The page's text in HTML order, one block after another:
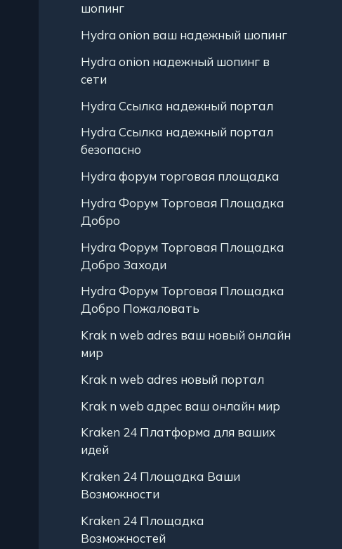
шопинг
Hydra onion ваш надежный шопинг
Hydra onion надежный шопинг в
сети
Hydra Ссылка надежный портал
Hydra Ссылка надежный портал
безопасно
Hydra форум торговая площадка
Hydra Форум Торговая Площадка
Добро
Hydra Форум Торговая Площадка
Добро Заходи
Hydra Форум Торговая Площадка
Добро Пожаловать
Krak n web adres ваш новый онлайн
мир
Krak n web adres новый портал
Krak n web адрес ваш онлайн мир
Kraken 24 Платформа для ваших
идей
Kraken 24 Площадка Ваши
Возможности
Kraken 24 Площадка
Возможностей